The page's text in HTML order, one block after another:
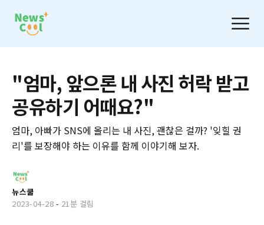
"엄마, 앞으론 내 사진 허락 받고
공유하기 어때요?"
엄마, 아빠가 SNS에 올리는 내 사진, 괜찮은 걸까? '잊힐 권
리'를 보장해야 하는 이유를 함께 이야기해 보자.
뉴스쿨
2023-04-28 - 21분 걸림